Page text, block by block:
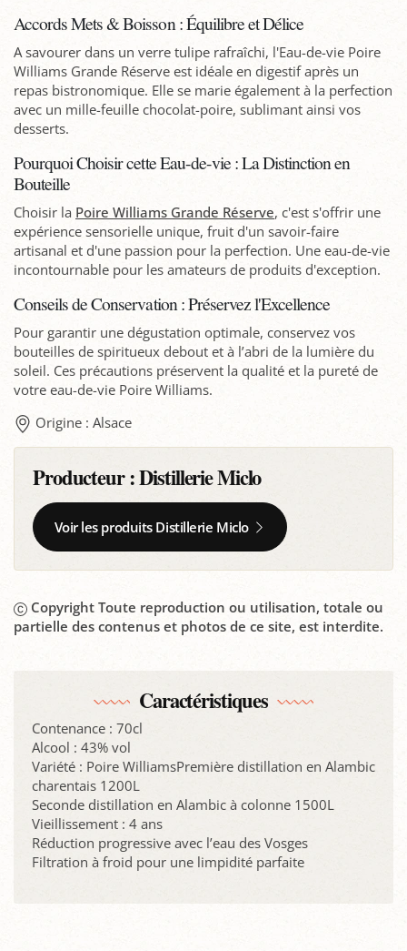
Accords Mets & Boisson : Équilibre et Délice
A savourer dans un verre tulipe rafraîchi, l'Eau-de-vie Poire
Williams Grande Réserve est idéale en digestif après un
repas bistronomique. Elle se marie également à la perfection
avec un mille-feuille chocolat-poire, sublimant ainsi vos
desserts.
Pourquoi Choisir cette Eau-de-vie : La Distinction en
Bouteille
Choisir la Poire Williams Grande Réserve, c'est s'offrir une
expérience sensorielle unique, fruit d'un savoir-faire
artisanal et d'une passion pour la perfection. Une eau-de-vie
incontournable pour les amateurs de produits d'exception.
Conseils de Conservation : Préservez l'Excellence
Pour garantir une dégustation optimale, conservez vos
bouteilles de spiritueux debout et à l’abri de la lumière du
soleil. Ces précautions préservent la qualité et la pureté de
votre eau-de-vie Poire Williams.
Origine : Alsace
Producteur :Distillerie Miclo
Voir les produits Distillerie Miclo
Copyright Toute reproduction ou utilisation, totale ou
partielle des contenus et photos de ce site, est interdite.
Caractéristiques
Contenance : 70cl
Alcool : 43% vol
Variété : Poire WilliamsPremière distillation en Alambic
charentais 1200L
Seconde distillation en Alambic à colonne 1500L
Vieillissement : 4 ans
Réduction progressive avec l­’eau des Vosges
Filtration à froid pour une limpidité parfaite